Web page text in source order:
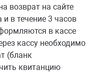
возврат на сайте
в течение 3 часов
в кассе
кассу необходимо
(бланк
квитанцию